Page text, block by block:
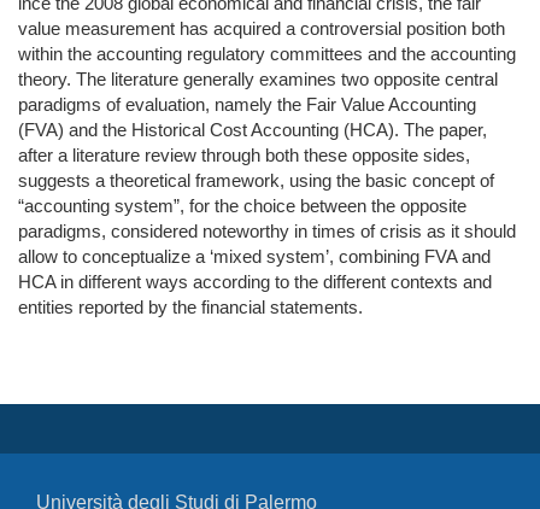
value measurement has acquired a controversial position both
within the accounting regulatory committees and the accounting
theory. The literature generally examines two opposite central
paradigms of evaluation, namely the Fair Value Accounting
(FVA) and the Historical Cost Accounting (HCA). The paper,
after a literature review through both these opposite sides,
suggests a theoretical framework, using the basic concept of
“accounting system”, for the choice between the opposite
paradigms, considered noteworthy in times of crisis as it should
allow to conceptualize a ‘mixed system’, combining FVA and
HCA in different ways according to the different contexts and
entities reported by the financial statements.
Università degli Studi di Palermo